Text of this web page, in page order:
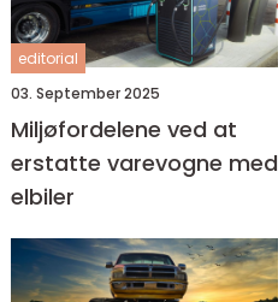
editorial
03. September 2025
Miljøfordelene ved at
erstatte varevogne med
elbiler